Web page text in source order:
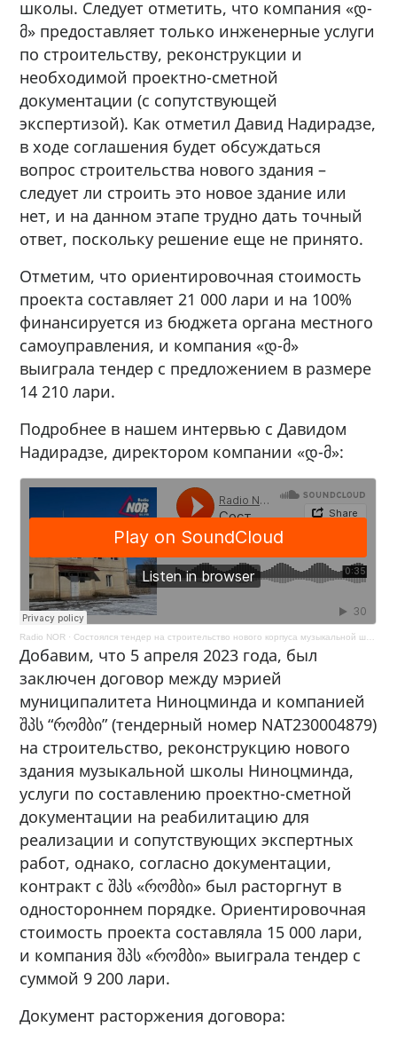
школы. Следует отметить, что компания «დ-
მ» предоставляет только инженерные услуги
по строительству, реконструкции и
необходимой проектно-сметной
документации (с сопутствующей
экспертизой). Как отметил Давид Надирадзе,
в ходе соглашения будет обсуждаться
вопрос строительства нового здания –
следует ли строить это новое здание или
нет, и на данном этапе трудно дать точный
ответ, поскольку решение еще не принято.
Отметим, что ориентировочная стоимость
проекта составляет 21 000 лари и на 100%
финансируется из бюджета органа местного
самоуправления, и компания «დ-მ»
выиграла тендер с предложением в размере
14 210 лари.
Подробнее в нашем интервью с Давидом
Надирадзе, директором компании «დ-მ»:
Radio NOR · Состоялся тендер на строительство нового корпуса музыкальной школы Ниноцминда
Добавим, что 5 апреля 2023 года, был
заключен договор между мэрией
муниципалитета Ниноцминда и компанией
შპს “რომბი” (тендерный номер NAT230004879)
на строительство, реконструкцию нового
здания музыкальной школы Ниноцминда,
услуги по составлению проектно-сметной
документации на реабилитацию для
реализации и сопутствующих экспертных
работ, однако, согласно документации,
контракт с შპს «რომბი» был расторгнут в
одностороннем порядке. Ориентировочная
стоимость проекта составляла 15 000 лари,
и компания შპს «რომბი» выиграла тендер с
суммой 9 200 лари.
Документ расторжения договора: